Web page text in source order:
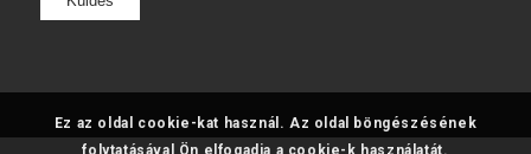
Ez az oldal cookie-kat használ. Az oldal böngészésének